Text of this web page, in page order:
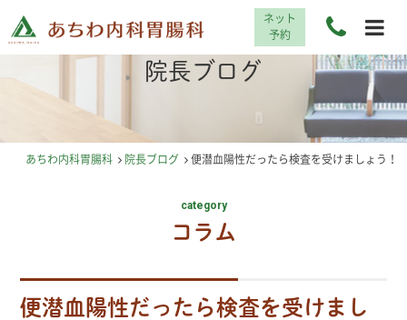
ネット
予約
院長ブログ
あちわ内科胃腸科 院長ブログ 便潜血陽性だったら検査を受けましょう！
category
コラム
便潜血陽性だったら検査を受けまし